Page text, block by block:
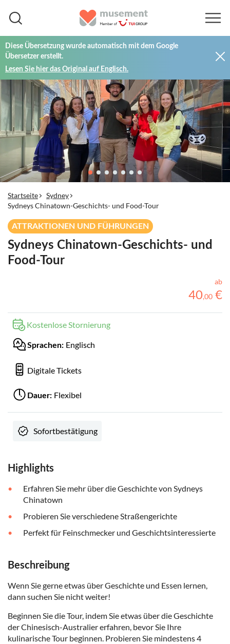
Diese Übersetzung wurde automatisch mit dem Google
Übersetzer erstellt.
Lesen Sie hier das Original auf Englisch.
Startseite
Sydney
Sydneys Chinatown-Geschichts- und Food-Tour
ATTRAKTIONEN UND FÜHRUNGEN
Sydneys Chinatown-Geschichts- und
Food-Tour
ab
40,00 €
Kostenlose Stornierung
Sprachen: Englisch
Digitale Tickets
Dauer: Flexibel
Sofortbestätigung
Highlights
Erfahren Sie mehr über die Geschichte von Sydneys
Chinatown
Probieren Sie verschiedene Straßengerichte
Perfekt für Feinschmecker und Geschichtsinteressierte
Beschreibung
Wenn Sie gerne etwas über Geschichte und Essen lernen,
dann suchen Sie nicht weiter!
Beginnen Sie die Tour, indem Sie etwas über die Geschichte
der Chinesisch-Australier erfahren, bevor Sie Ihre
kulinarische Tour beginnen. Probieren Sie mindestens 4